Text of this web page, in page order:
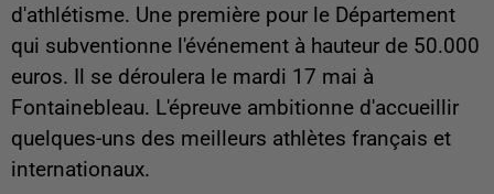
d'athlétisme. Une première pour le Département
qui subventionne l'événement à hauteur de 50.000
euros. Il se déroulera le mardi 17 mai à
Fontainebleau. L'épreuve ambitionne d'accueillir
quelques-uns des meilleurs athlètes français et
internationaux.